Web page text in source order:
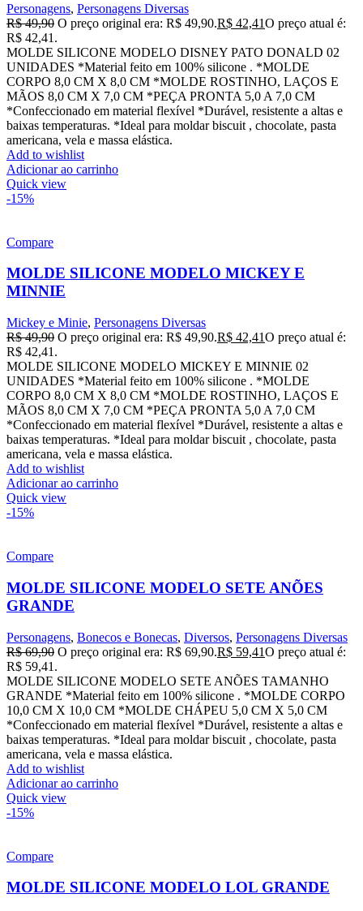
Personagens, Personagens Diversas
R$49,90 O preço original era: R$ 49,90.R$ 42,41O preço atual é:
R$ 42,41.
MOLDE SILICONE MODELO DISNEY PATO DONALD 02
UNIDADES *Material feito em 100% silicone . *MOLDE
CORPO 8,0 CM X 8,0 CM *MOLDE ROSTINHO, LAÇOS E
MÃOS 8,0 CM X 7,0 CM *PEÇA PRONTA 5,0 A 7,0 CM
*Confeccionado em material flexível *Durável, resistente a altas e
baixas temperaturas. *Ideal para moldar biscuit , chocolate, pasta
americana, vela e massa elástica.
Add to wishlist
Adicionar ao carrinho
Quick view
-15%
Compare
MOLDE SILICONE MODELO MICKEY E
MINNIE
Mickey e Minie, Personagens Diversas
R$49,90 O preço original era: R$ 49,90.R$ 42,41O preço atual é:
R$ 42,41.
MOLDE SILICONE MODELO MICKEY E MINNIE 02
UNIDADES *Material feito em 100% silicone . *MOLDE
CORPO 8,0 CM X 8,0 CM *MOLDE ROSTINHO, LAÇOS E
MÃOS 8,0 CM X 7,0 CM *PEÇA PRONTA 5,0 A 7,0 CM
*Confeccionado em material flexível *Durável, resistente a altas e
baixas temperaturas. *Ideal para moldar biscuit , chocolate, pasta
americana, vela e massa elástica.
Add to wishlist
Adicionar ao carrinho
Quick view
-15%
Compare
MOLDE SILICONE MODELO SETE ANÕES
GRANDE
Personagens, Bonecos e Bonecas, Diversos, Personagens Diversas
R$69,90 O preço original era: R$ 69,90.R$ 59,41O preço atual é:
R$ 59,41.
MOLDE SILICONE MODELO SETE ANÕES TAMANHO
GRANDE *Material feito em 100% silicone . *MOLDE CORPO
10,0 CM X 10,0 CM *MOLDE CHÁPEU 5,0 CM X 5,0 CM
*Confeccionado em material flexível *Durável, resistente a altas e
baixas temperaturas. *Ideal para moldar biscuit , chocolate, pasta
americana, vela e massa elástica.
Add to wishlist
Adicionar ao carrinho
Quick view
-15%
Compare
MOLDE SILICONE MODELO LOL GRANDE